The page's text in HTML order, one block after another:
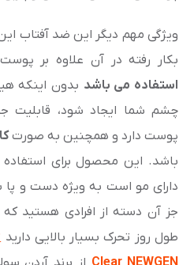
ویژگی مهم دیگر این ضد آفتاب
بکار رفته در آن علاوه بر پوست
استفاده می باشدبدون اینکه
چشم شما ایجاد شود،
پوست دارد و همچنین به صورت
باشد. این محصول برای
دارای مو است به ویژه دست و پا
جز آن دسته از افرادی هستید
طول روز تحرک بسیار بالایی دارید